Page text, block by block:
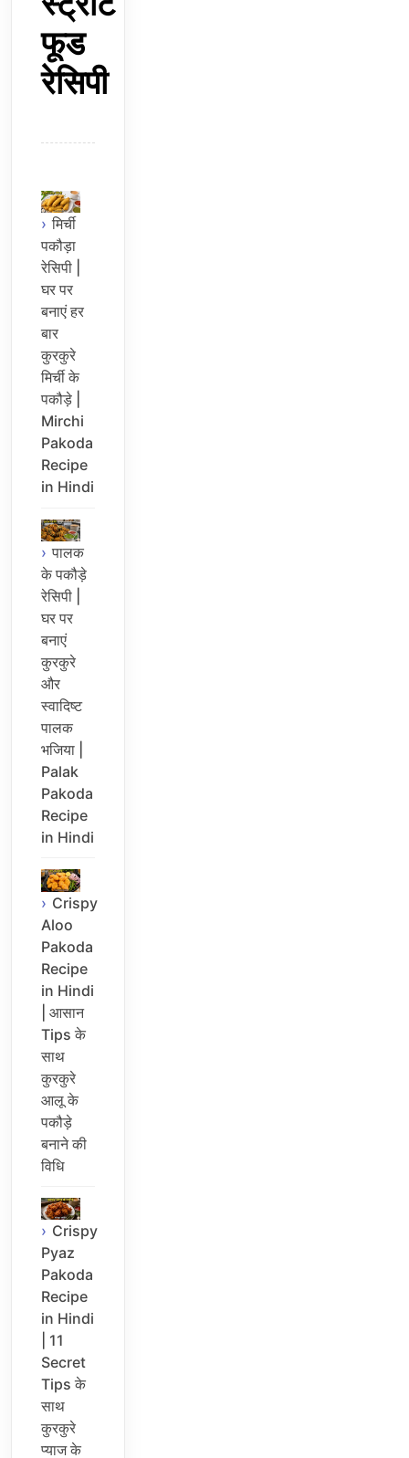
फूड
रेसिपी
मिर्ची
पकौड़ा
रेसिपी |
घर पर
बनाएं हर
बार
कुरकुरे
मिर्ची के
पकौड़े |
Mirchi
Pakoda
Recipe
in Hindi
पालक
के पकौड़े
रेसिपी |
घर पर
बनाएं
कुरकुरे
और
स्वादिष्ट
पालक
भजिया |
Palak
Pakoda
Recipe
in Hindi
Crispy
Aloo
Pakoda
Recipe
in Hindi
| आसान
Tips के
साथ
कुरकुरे
आलू के
पकौड़े
बनाने की
विधि
Crispy
Pyaz
Pakoda
Recipe
in Hindi
| 11
Secret
Tips के
साथ
कुरकुरे
प्याज के